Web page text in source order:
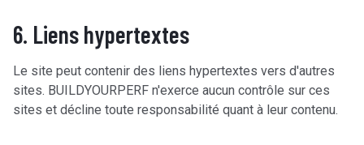
6. Liens hypertextes
Le site peut contenir des liens hypertextes vers d'autres
sites. BUILDYOURPERF n'exerce aucun contrôle sur ces
sites et décline toute responsabilité quant à leur contenu.